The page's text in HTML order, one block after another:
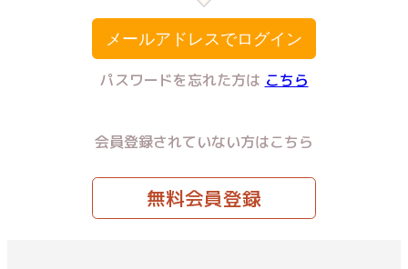
メールアドレスでログイン
パスワードを忘れた方は こちら
会員登録されていない方はこちら
無料会員登録